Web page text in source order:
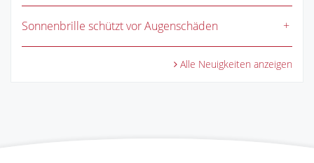
Sonnenbrille schützt vor Augenschäden
Alle Neuigkeiten anzeigen